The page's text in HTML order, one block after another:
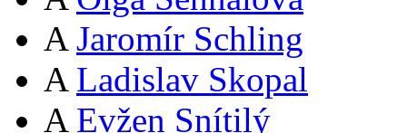
A Jaromír Schling
A Ladislav Skopal
A Evžen Snítilý